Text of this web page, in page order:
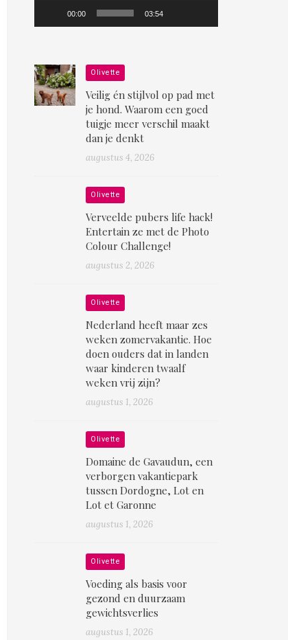
00:00 03:54
Olivette
Veilig én stijlvol op pad met
je hond. Waarom een goed
tuigje meer verschil maakt
dan je denkt
augustus 4, 2026
Olivette
Verveelde pubers life hack!
Entertain ze met de Photo
Colour Challenge!
augustus 2, 2026
Olivette
Nederland heeft maar zes
weken zomervakantie. Hoe
doen ouders dat in landen
waar kinderen twaalf
weken vrij zijn?
augustus 1, 2026
Olivette
Domaine de Gavaudun, een
verborgen vakantiepark
tussen Dordogne, Lot en
Lot et Garonne
augustus 1, 2026
Olivette
Voeding als basis voor
gezond en duurzaam
gewichtsverlies
augustus 1, 2026